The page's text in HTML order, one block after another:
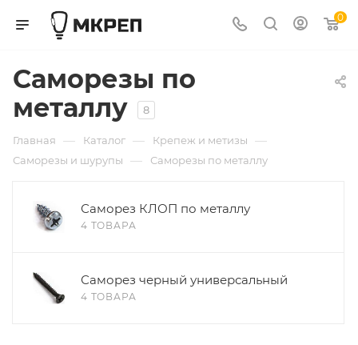
0
Саморезы по
металлу
8
Главная — Каталог — Крепеж и метизы —
Саморезы и шурупы — Саморезы по металлу
Саморез КЛОП по металлу
4 ТОВАРА
Саморез черный универсальный
4 ТОВАРА